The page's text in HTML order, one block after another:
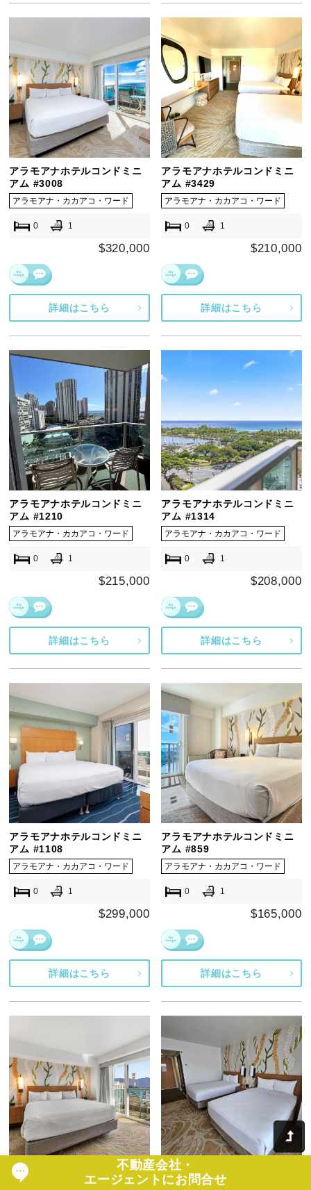
アラモアナホテルコンドミニ
アム #3008
アラモアナ・カカアコ・ワード
0 1
$320,000
詳細はこちら
アラモアナホテルコンドミニ
アム #3429
アラモアナ・カカアコ・ワード
0 1
$210,000
詳細はこちら
アラモアナホテルコンドミニ
アム #1210
アラモアナ・カカアコ・ワード
0 1
$215,000
詳細はこちら
アラモアナホテルコンドミニ
アム #1314
アラモアナ・カカアコ・ワード
0 1
$208,000
詳細はこちら
アラモアナホテルコンドミニ
アム #1108
アラモアナ・カカアコ・ワード
0 1
$299,000
詳細はこちら
アラモアナホテルコンドミニ
アム #859
アラモアナ・カカアコ・ワード
0 1
$165,000
詳細はこちら
アラモアナホテルコンドミニ
アム #2327
アラモアナホテルコンドミニ
アム #1024
不動産会社・
エージェントにお問合せ